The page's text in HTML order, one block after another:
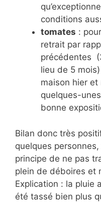
conditions
tomates :
retrait par
précédentes
lieu de 5
maison hier et
quelques-
bonne
Bilan donc très
quelques
principe de ne pas
plein de déboires et
Explication : la pluie
été tassé bien plus